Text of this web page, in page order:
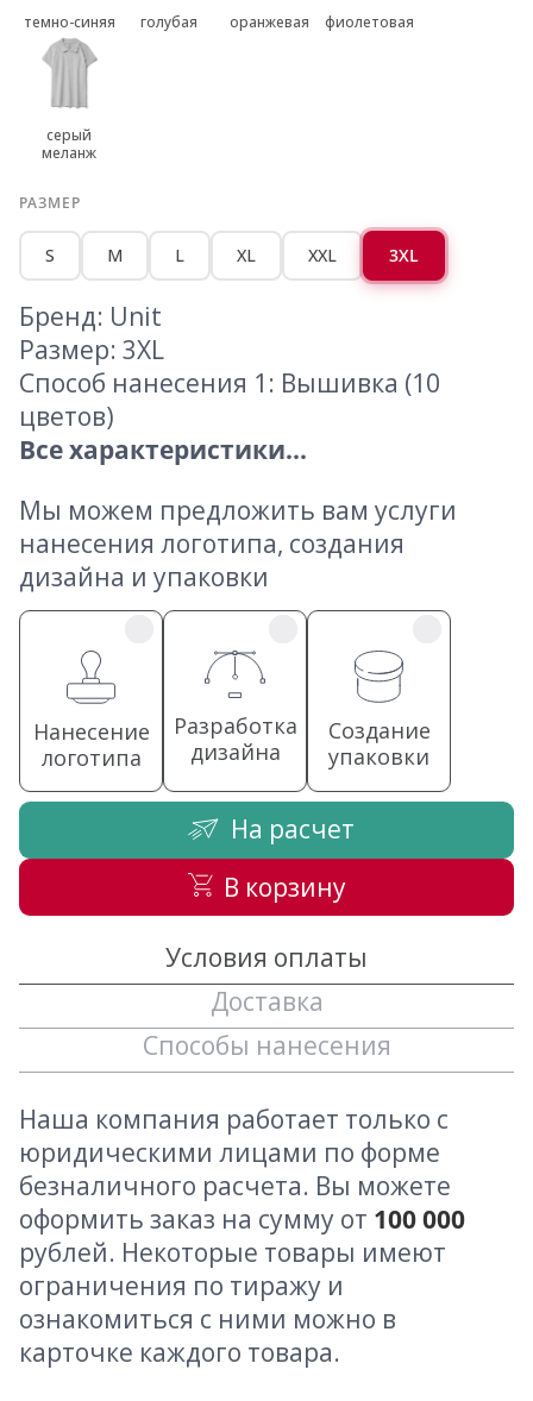
темно-синяя голубая оранжевая фиолетовая
серый
меланж
РАЗМЕР
S M L XL XXL 3XL
Бренд: Unit
Размер: 3XL
Способ нанесения 1: Вышивка (10
цветов)
Все характеристики...
Мы можем предложить вам услуги
нанесения логотипа, создания
дизайна и упаковки
Нанесение
логотипа
Разработка
дизайна
Создание
упаковки
На расчет
В корзину
Условия оплаты
Доставка
Способы нанесения
Наша компания работает только с
юридическими лицами по форме
безналичного расчета. Вы можете
оформить заказ на сумму от 100 000
рублей. Некоторые товары имеют
ограничения по тиражу и
ознакомиться с ними можно в
карточке каждого товара.